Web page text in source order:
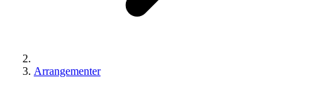
Arrangementer